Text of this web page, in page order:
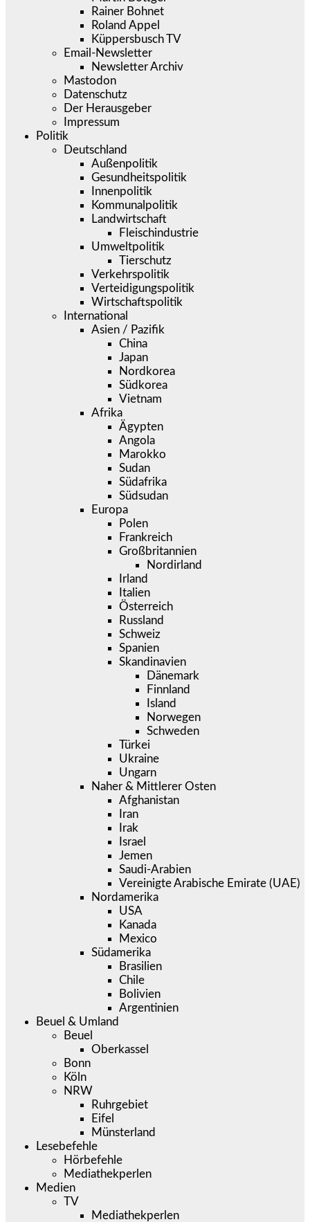
Rainer Bohnet
Roland Appel
Küppersbusch TV
Email-Newsletter
Newsletter Archiv
Mastodon
Datenschutz
Der Herausgeber
Impressum
Politik
Deutschland
Außenpolitik
Gesundheitspolitik
Innenpolitik
Kommunalpolitik
Landwirtschaft
Fleischindustrie
Umweltpolitik
Tierschutz
Verkehrspolitik
Verteidigungspolitik
Wirtschaftspolitik
International
Asien / Pazifik
China
Japan
Nordkorea
Südkorea
Vietnam
Afrika
Ägypten
Angola
Marokko
Sudan
Südafrika
Südsudan
Europa
Polen
Frankreich
Großbritannien
Nordirland
Irland
Italien
Österreich
Russland
Schweiz
Spanien
Skandinavien
Dänemark
Finnland
Island
Norwegen
Schweden
Türkei
Ukraine
Ungarn
Naher & Mittlerer Osten
Afghanistan
Iran
Irak
Israel
Jemen
Saudi-Arabien
Vereinigte Arabische Emirate (UAE)
Nordamerika
USA
Kanada
Mexico
Südamerika
Brasilien
Chile
Bolivien
Argentinien
Beuel & Umland
Beuel
Oberkassel
Bonn
Köln
NRW
Ruhrgebiet
Eifel
Münsterland
Lesebefehle
Hörbefehle
Mediathekperlen
Medien
TV
Mediathekperlen